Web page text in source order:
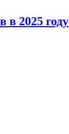
в 2025 году